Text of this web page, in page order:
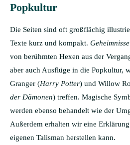
Popkultur
Die Seiten sind oft großflächig
Texte kurz und kompakt.
von berühmten Hexen aus der
aber auch Ausflüge in die Popkultur,
Granger (Harry Potter) und Willow
der Dämonen) treffen. Magische
werden ebenso behandelt wie der
Außerdem erhalten wir eine
eigenen Talisman herstellen kann.